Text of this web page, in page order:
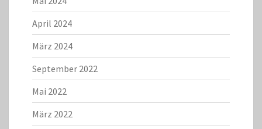
April 2024
März 2024
September 2022
Mai 2022
März 2022